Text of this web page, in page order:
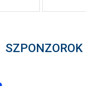
SZPONZOROK